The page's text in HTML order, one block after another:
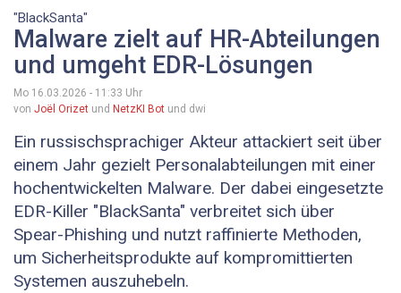
"BlackSanta"
Malware zielt auf HR-Abteilungen
und umgeht EDR-Lösungen
Mo 16.03.2026 - 11:33 Uhr
von Joël Orizet und NetzKI Bot und dwi
Ein russischsprachiger Akteur attackiert seit über
einem Jahr gezielt Personalabteilungen mit einer
hochentwickelten Malware. Der dabei eingesetzte
EDR-Killer "BlackSanta" verbreitet sich über
Spear-Phishing und nutzt raffinierte Methoden,
um Sicherheitsprodukte auf kompromittierten
Systemen auszuhebeln.